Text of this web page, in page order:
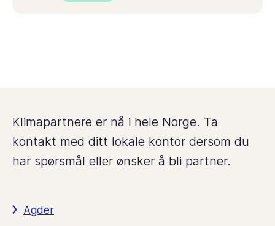
Klimapartnere er nå i hele Norge. Ta
kontakt med ditt lokale kontor dersom du
har spørsmål eller ønsker å bli partner.
Agder